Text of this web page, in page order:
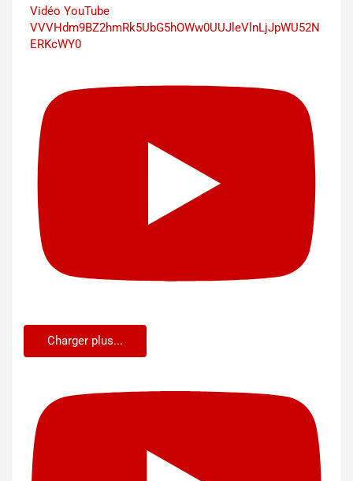
Vidéo YouTube
VVVHdm9BZ2hmRk5UbG5hOWw0UUJleVlnLjJpWU52N
ERKcWY0
Charger plus...